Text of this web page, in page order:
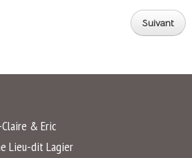
Suivant
& Eric
Lieu-dit Lagier